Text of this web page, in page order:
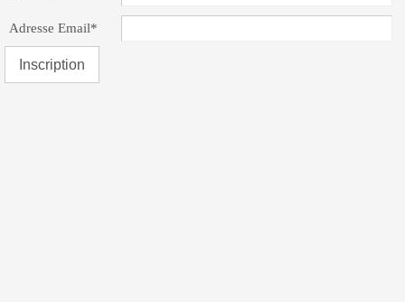
Adresse Email*